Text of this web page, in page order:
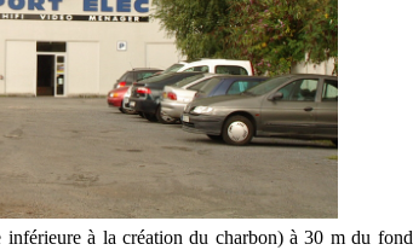
inférieure à la création du charbon) à 30 m du fond